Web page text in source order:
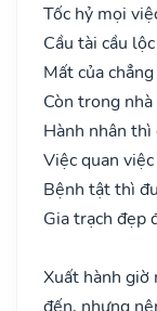
Tốc hỷ mọi
Cầu tài cầu
Mất của
Còn trong
Hành nhân thì
Việc quan
Bệnh tật thì
Gia trạch đẹp
Xuất hành giờ